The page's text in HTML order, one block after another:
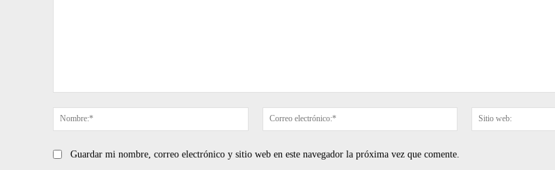
Nombre:*
Correo
electrónico:*
Guardar mi nombre, correo electrónico y sitio web en este navegador la próxima vez que comente.